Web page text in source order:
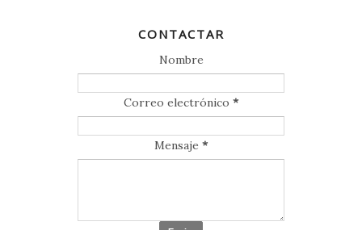
CONTACTAR
Nombre
Correo electrónico *
Mensaje *